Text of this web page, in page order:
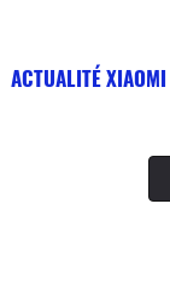
ACTUALITÉ XIAOMI